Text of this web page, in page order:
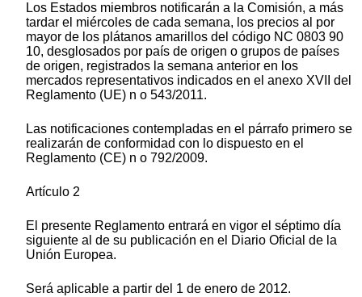
Los Estados miembros notificarán a la Comisión, a más
tardar el miércoles de cada semana, los precios al por
mayor de los plátanos amarillos del código NC 0803 90
10, desglosados por país de origen o grupos de países
de origen, registrados la semana anterior en los
mercados representativos indicados en el anexo XVII del
Reglamento (UE) n o 543/2011.
Las notificaciones contempladas en el párrafo primero se
realizarán de conformidad con lo dispuesto en el
Reglamento (CE) n o 792/2009.
Artículo 2
El presente Reglamento entrará en vigor el séptimo día
siguiente al de su publicación en el Diario Oficial de la
Unión Europea.
Será aplicable a partir del 1 de enero de 2012.